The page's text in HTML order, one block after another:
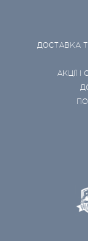
ДОСТАВКА
АКЦІЇ І